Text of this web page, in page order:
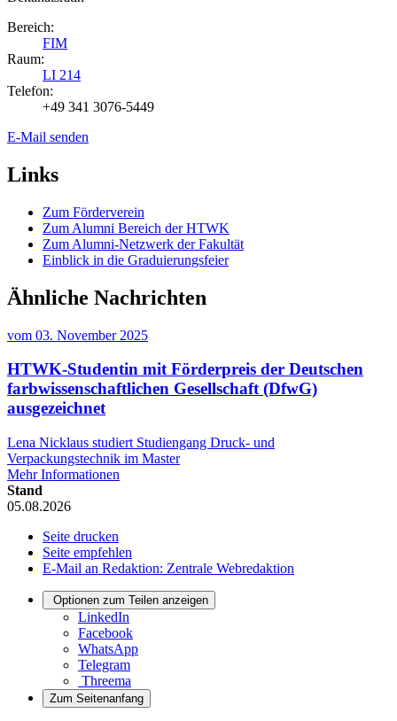
Bereich:
FIM
Raum:
LI 214
Telefon:
+49 341 3076-5449
E-Mail senden
Links
Zum Förderverein
Zum Alumni Bereich der HTWK
Zum Alumni-Netzwerk der Fakultät
Einblick in die Graduierungsfeier
Ähnliche Nachrichten
vom 03. November 2025
HTWK-Studentin mit Förderpreis der Deutschen
farbwissenschaftlichen Gesellschaft (DfwG)
ausgezeichnet
Lena Nicklaus studiert Studiengang Druck- und
Verpackungstechnik im Master
Mehr Informationen
Stand
05.08.2026
Seite drucken
Seite empfehlen
E-Mail an Redaktion: Zentrale Webredaktion
Optionen zum Teilen anzeigen
LinkedIn
Facebook
WhatsApp
Telegram
Threema
Zum Seitenanfang